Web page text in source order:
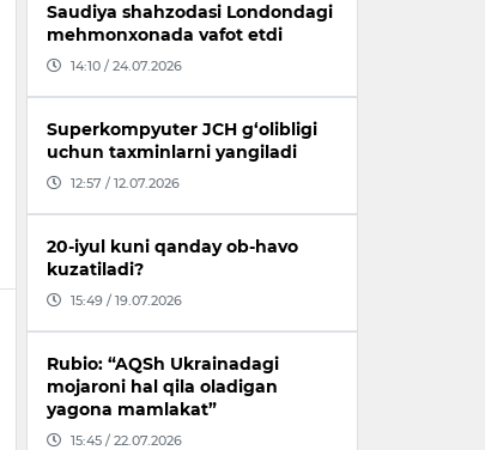
Saudiya shahzodasi Londondagi
mehmonxonada vafot etdi
14:10 / 24.07.2026
Superkompyuter JCH g‘olibligi
uchun taxminlarni yangiladi
12:57 / 12.07.2026
20-iyul kuni qanday ob-havo
kuzatiladi?
15:49 / 19.07.2026
Rubio: “AQSh Ukrainadagi
mojaroni hal qila oladigan
yagona mamlakat”
15:45 / 22.07.2026